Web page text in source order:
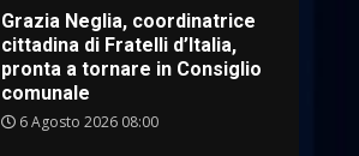
Cura dei beni comuni e
cittadinanza attiva: online
l’avviso per la gestione
condivisa della Villetta di